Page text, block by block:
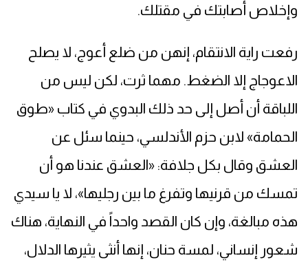
وإخلاص أصابتك في مقتلك.
رفعت راية الانتقام، إنهن من ضلع أعوج، لا يصلح
الاعوجاج إلا الضغط. مهما ثرت، لكن ليس من
اللباقة أن أصل إلى حد ذلك البدوي في كتاب «طوق
الحمامة» لابن حزم الأندلسي، حينما سئل عن
العشق وقال بكل جلافة: «العشق عندنا هو أن
تمسك من قرنيها وتفرغ ما بين رجليها»، لا يا سيدي
هذه مبالغة، وإن كان القصد واحداً في النهاية، هناك
شعور إنساني، لمسة حنان، إنها أنثى يثيرها الدلال،